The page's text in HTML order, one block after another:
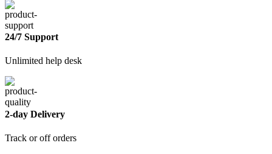
24/7 Support
Unlimited help desk
2-day Delivery
Track or off orders